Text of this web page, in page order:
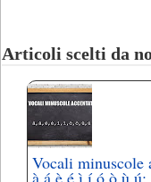
Articoli scelti da
Vocali minuscole